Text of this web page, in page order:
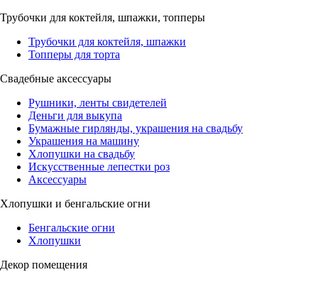
Трубочки для коктейля, шпажки, топперы
Трубочки для коктейля, шпажки
Топперы для торта
Свадебные аксессуары
Рушники, ленты свидетелей
Деньги для выкупа
Бумажные гирлянды, украшения на свадьбу
Украшения на машину
Хлопушки на свадьбу
Искусственные лепестки роз
Аксессуары
Хлопушки и бенгальские огни
Бенгальские огни
Хлопушки
Декор помещения